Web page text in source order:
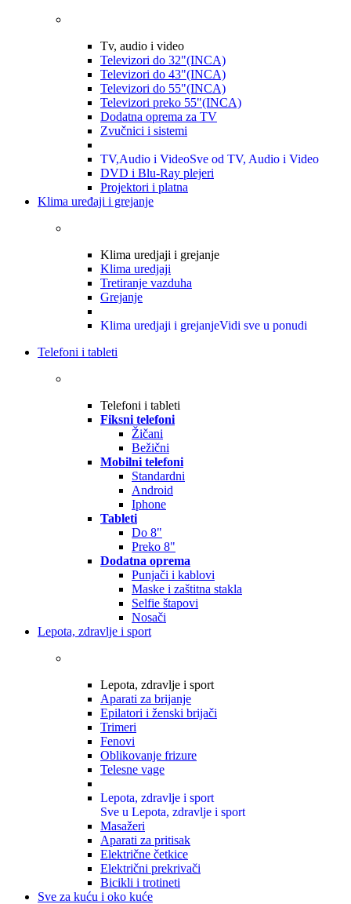
Tv, audio i video
Televizori do 32"(INCA)
Televizori do 43"(INCA)
Televizori do 55"(INCA)
Televizori preko 55"(INCA)
Dodatna oprema za TV
Zvučnici i sistemi
TV,Audio i VideoSve od TV, Audio i Video
DVD i Blu-Ray plejeri
Projektori i platna
Klima uređaji i grejanje
Klima uredjaji i grejanje
Klima uredjaji
Tretiranje vazduha
Grejanje
Klima uredjaji i grejanjeVidi sve u ponudi
Telefoni i tableti
Telefoni i tableti
Fiksni telefoni
Žičani
Bežični
Mobilni telefoni
Standardni
Android
Iphone
Tableti
Do 8"
Preko 8"
Dodatna oprema
Punjači i kablovi
Maske i zaštitna stakla
Selfie štapovi
Nosači
Lepota, zdravlje i sport
Lepota, zdravlje i sport
Aparati za brijanje
Epilatori i ženski brijači
Trimeri
Fenovi
Oblikovanje frizure
Telesne vage
Lepota, zdravlje i sport
Sve u Lepota, zdravlje i sport
Masažeri
Aparati za pritisak
Električne četkice
Električni prekrivači
Bicikli i trotineti
Sve za kuću i oko kuće